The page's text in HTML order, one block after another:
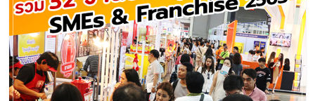
เอ็
ไทย,
SMEs,
แฟ
รน